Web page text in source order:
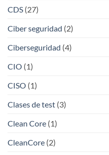
CDS (27)
Ciber seguridad (2)
Ciberseguridad (4)
CIO (1)
CISO (1)
Clases de test (3)
Clean Core (1)
CleanCore (2)